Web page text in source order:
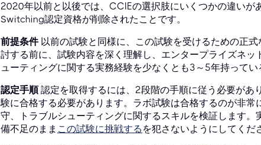
2020年以前と以後では、CCIEの選択肢にいくつかの違いが
Switching認定資格が削除されたことです。
前提条件以前の試験と同様に、この試験を受けるための正
討する前に、試験内容を深く理解し、エンタープライズネ
ューティングに関する実務経験を少なくとも3～5年持ってい
認定手順認定を取得するには、2段階の手順に従う必要があ
験に合格する必要があります。ラボ試験は合格するのが非
守、トラブルシューティングに関するスキルを検証します
備不足のまま この試験に挑戦する を犯さないようにしてくだ